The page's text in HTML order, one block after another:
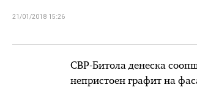
21/01/2018 15:26
СВР-Битола денеска
непристоен графит на